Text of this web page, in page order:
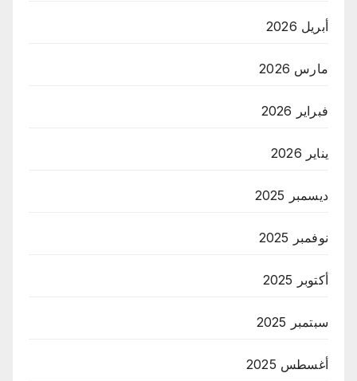
أبريل 2026
مارس 2026
فبراير 2026
يناير 2026
ديسمبر 2025
نوفمبر 2025
أكتوبر 2025
سبتمبر 2025
أغسطس 2025